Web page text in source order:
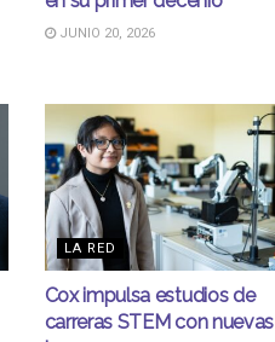
JUNIO 20, 2026
LA RED
Cox impulsa estudios de
carreras STEM con nuevas